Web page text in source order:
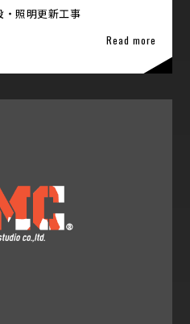
・照明更新工事
Read more